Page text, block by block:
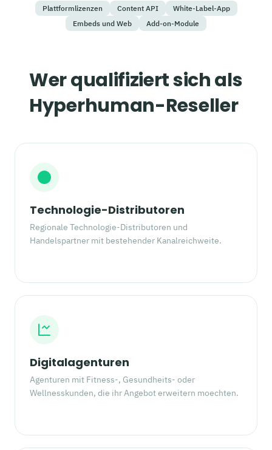
Plattformlizenzen Content API
White-Label-App
Embeds und Web
Add-on-Module
Wer qualifiziert sich als
Hyperhuman-Reseller
Technologie-Distributoren
Regionale Technologie-Distributoren und
Handelspartner mit bestehender Kanalreichweite.
Digitalagenturen
Agenturen mit Fitness-, Gesundheits- oder
Wellnesskunden, die ihr Angebot erweitern moechten.